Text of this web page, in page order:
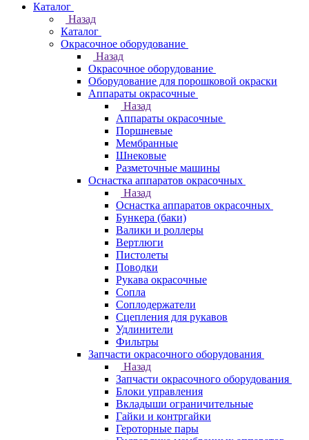
Каталог
Назад
Каталог
Окрасочное оборудование
Назад
Окрасочное оборудование
Оборудование для порошковой окраски
Аппараты окрасочные
Назад
Аппараты окрасочные
Поршневые
Мембранные
Шнековые
Разметочные машины
Оснастка аппаратов окрасочных
Назад
Оснастка аппаратов окрасочных
Бункера (баки)
Валики и роллеры
Вертлюги
Пистолеты
Поводки
Рукава окрасочные
Сопла
Соплодержатели
Сцепления для рукавов
Удлинители
Фильтры
Запчасти окрасочного оборудования
Назад
Запчасти окрасочного оборудования
Блоки управления
Вкладыши ограничительные
Гайки и контргайки
Героторные пары